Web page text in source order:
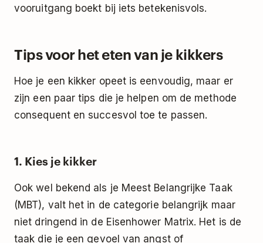
vooruitgang boekt bij iets betekenisvols.
Tips voor het eten van je kikkers
Hoe je een kikker opeet is eenvoudig, maar er
zijn een paar tips die je helpen om de methode
consequent en succesvol toe te passen.
1. Kies je kikker
Ook wel bekend als je Meest Belangrijke Taak
(MBT), valt het in de categorie belangrijk maar
niet dringend in de Eisenhower Matrix. Het is de
taak die je een gevoel van angst of